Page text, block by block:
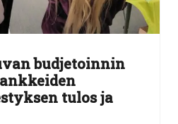
budjetoinnin
tulos ja